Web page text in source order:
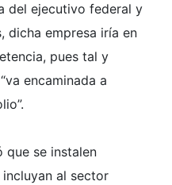
del ejecutivo federal y
dicha empresa iría en
pues tal y
encaminada a
que se instalen
al sector